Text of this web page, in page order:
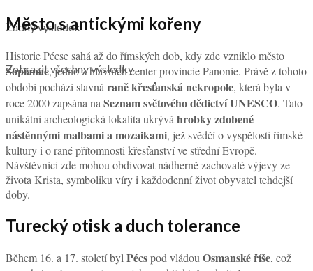
Žádný výsledek
Zobrazit všechny výsledky
Město s antickými kořeny
Historie Pécse sahá až do římských dob, kdy zde vzniklo město
Sopianae, jedno z hlavních center provincie Panonie. Právě z tohoto
období pochází slavná raně křesťanská nekropole, která byla v
roce 2000 zapsána na Seznam světového dědictví UNESCO. Tato
unikátní archeologická lokalita ukrývá hrobky zdobené
nástěnnými malbami a mozaikami, jež svědčí o vyspělosti římské
kultury i o rané přítomnosti křesťanství ve střední Evropě.
Návštěvníci zde mohou obdivovat nádherně zachovalé výjevy ze
života Krista, symboliku víry i každodenní život obyvatel tehdejší
doby.
Turecký otisk a duch tolerance
Během 16. a 17. století byl Pécspod vládou Osmanské říše, což